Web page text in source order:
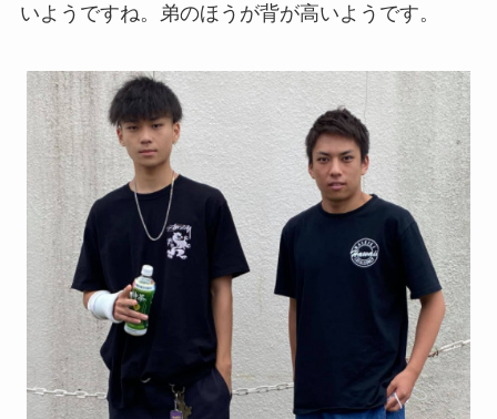
いようですね。弟のほうが背が高いようです。